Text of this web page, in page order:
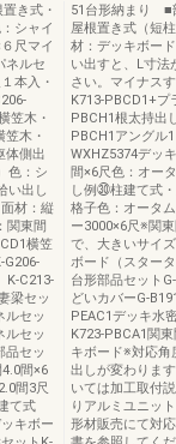
き式・
シャイ
尺マイ
ネルセ
本入・
笠木・
木・
体側出
色：シ
い出し
材：縦
関東間
横笠
G206-
K-C213-
梁セッ
ルセッ
ルセッ
品セッ
4.0間×6
間3尺
て式
キボー
51台形納まり ■
屋根置き式（短
材：デッキボー
い出すと、L寸法
さい。マイナス
K713-PBCD1+プ
PBCH1根太持出
PBCH1アングル
WXHZ5374デッ
間×6尺色：オー
し例㉚柱建て式
格子色：オータ
ー3000×6尺※関
で、大きいサイ
ボード（スター
台形部品セット
どいカバーG-
PEAC1デッキ水
K723-PBCA1関
キボード※対応
出しが変わりま
いては加工取付
りアルミユニッ
形材販売にて対